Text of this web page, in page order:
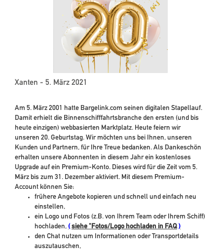
Xanten - 5. März 2021
Am 5. März 2001 hatte Bargelink.com seinen digitalen Stapellauf.
Damit erhielt die Binnenschifffahrtsbranche den ersten (und bis
heute einzigen) webbasierten Marktplatz. Heute feiern wir
unseren 20. Geburtstag. Wir möchten uns bei Ihnen, unseren
Kunden und Partnern, für Ihre Treue bedanken. Als Dankeschön
erhalten unsere Abonnenten in diesem Jahr ein kostenloses
Upgrade auf ein Premium-Konto. Dieses wird für die Zeit vom 5.
März bis zum 31. Dezember aktiviert. Mit diesem Premium-
Account können Sie:
frühere Angebote kopieren und schnell und einfach neu
einstellen,
ein Logo und Fotos (z.B. von Ihrem Team oder Ihrem Schiff)
hochladen, ( siehe "Fotos/Logo hochladen in FAQ )
den Chat nutzen um Informationen oder Transportdetails
auszutauschen,